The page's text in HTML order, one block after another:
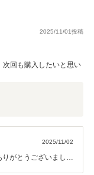
2025/11/01投稿
回も購入したいと思い
2025/11/02
がとうございまし